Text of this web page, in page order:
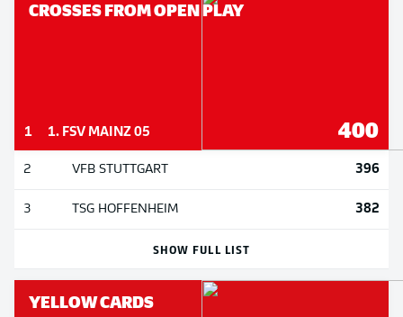
CROSSES FROM OPEN PLAY
1 1. FSV MAINZ 05 400
2 VFB STUTTGART 396
3 TSG HOFFENHEIM 382
SHOW FULL LIST
YELLOW CARDS